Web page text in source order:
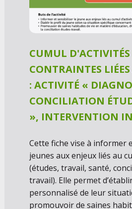
CUMUL D'ACTIVITÉS
CONTRAINTES
: ACTIVITÉ «
CONCILIATION
», INTERVENTION
Cette fiche vise à informer
jeunes aux enjeux liés au
(études, travail, santé,
travail). Elle permet
personnalisé de leur
promouvoir de saines